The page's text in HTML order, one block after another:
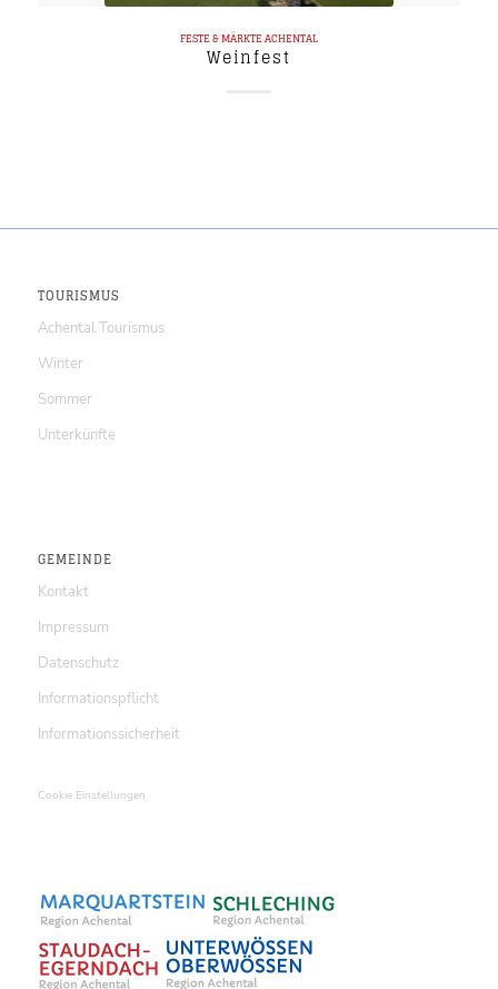
FESTE & MÄRKTEACHENTAL
Weinfest
TOURISMUS
Achental Tourismus
Winter
Sommer
Unterkünfte
GEMEINDE
Kontakt
Impressum
Datenschutz
Informationspflicht
Informationssicherheit
Cookie Einstellungen